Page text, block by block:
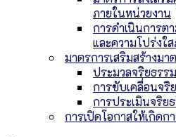
ภายในหน่วยงาน
การดำเนินการต
และความโปร่งใ
มาตรการเสริมสร้างมา
ประมวลจริยธรร
การขับเคลื่อนจริ
การประเมินจริย
การเปิดโอกาสให้เกิดก